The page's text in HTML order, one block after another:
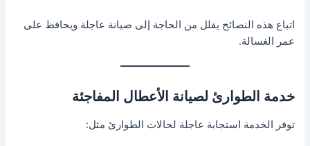
اتباع هذه النصائح يقلل من الحاجة إلى صيانة عاجلة ويحافظ على
عمر الغسالة.
خدمة الطوارئ لصيانة الأعطال المفاجئة
توفر الخدمة استجابة عاجلة لحالات الطوارئ مثل: